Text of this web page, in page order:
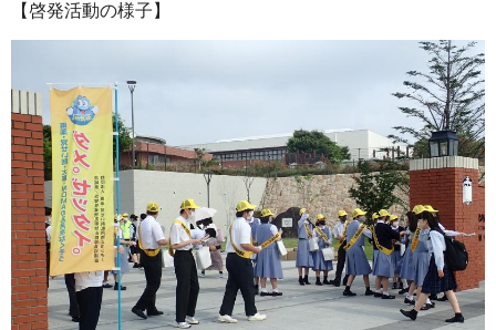
【啓発活動の様子】